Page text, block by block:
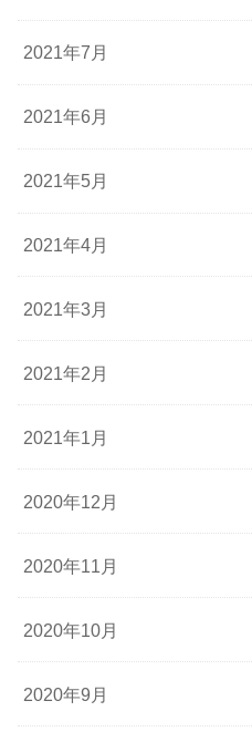
2021年7月
2021年6月
2021年5月
2021年4月
2021年3月
2021年2月
2021年1月
2020年12月
2020年11月
2020年10月
2020年9月